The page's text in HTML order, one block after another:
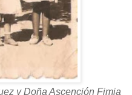
y Doña Ascención Fimia